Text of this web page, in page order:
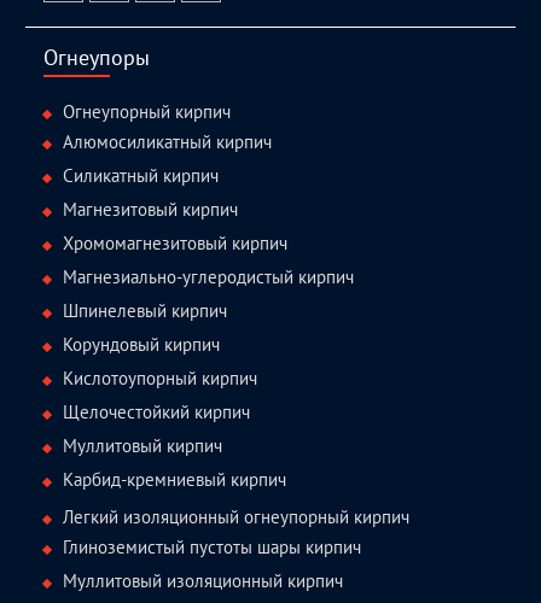
Огнеупоры
Огнеупорный кирпич
Алюмосиликатный кирпич
Силикатный кирпич
Магнезитовый кирпич
Хромомагнезитовый кирпич
Магнезиально-углеродистый кирпич
Шпинелевый кирпич
Корундовый кирпич
Кислотоупорный кирпич
Щелочестойкий кирпич
Муллитовый кирпич
Карбид-кремниевый кирпич
Легкий изоляционный огнеупорный кирпич
Глиноземистый пустоты шары кирпич
Муллитовый изоляционный кирпич